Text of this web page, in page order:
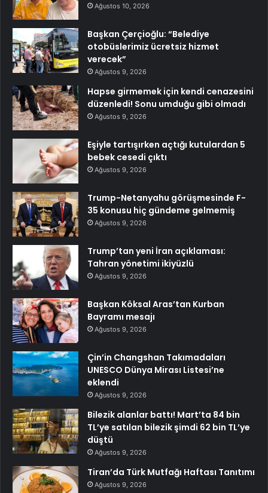
Ağustos 10, 2026
Başkan Çerçioğlu: “Belediye
otobüslerimiz ücretsiz hizmet
verecek”
Ağustos 9, 2026
Hapse girmemek için kendi cenazesini
düzenledi! Sonu umduğu gibi olmadı
Ağustos 9, 2026
Eşiyle tartışırken açtığı kutulardan 5
bebek cesedi çıktı
Ağustos 9, 2026
Trump-Netanyahu görüşmesinde F-
35 konusu hiç gündeme gelmemiş
Ağustos 9, 2026
Trump’tan yeni İran açıklaması:
Tahran yönetimi ikiyüzlü
Ağustos 9, 2026
Başkan Köksal Aras’tan Kurban
Bayramı mesajı
Ağustos 9, 2026
Çin’in Changshan Takımadaları
UNESCO Dünya Mirası Listesi’ne
eklendi
Ağustos 9, 2026
Bilezik alanlar battı! Mart’ta 84 bin
TL’ye satılan bilezik şimdi 62 bin TL’ye
düştü
Ağustos 9, 2026
Tiran’da Türk Mutfağı Haftası Tanıtımı
Ağustos 9, 2026